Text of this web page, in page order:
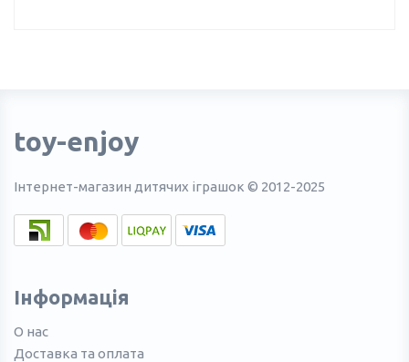
toy-enjoy
Інтернет-магазин дитячих іграшок © 2012-2025
Інформація
О нас
Доставка та оплата